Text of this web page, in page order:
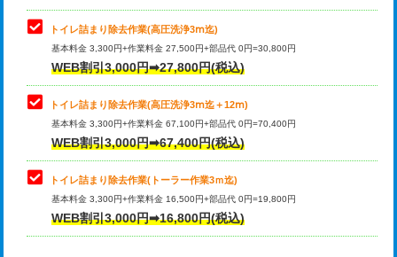
トイレ詰まり除去作業(高圧洗浄3ⅿ迄)
基本料金 3,300円+作業料金 27,500円+部品代 0円=30,800円
WEB割引3,000円➡27,800円(税込)
トイレ詰まり除去作業(高圧洗浄3ⅿ迄＋12ⅿ)
基本料金 3,300円+作業料金 67,100円+部品代 0円=70,400円
WEB割引3,000円➡67,400円(税込)
トイレ詰まり除去作業(トーラー作業3ｍ迄)
基本料金 3,300円+作業料金 16,500円+部品代 0円=19,800円
WEB割引3,000円➡16,800円(税込)